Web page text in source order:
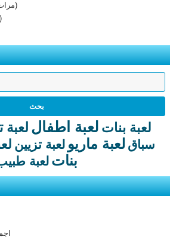
(5 مرات اللعب)
(4 مرات اللعب)
لعبة بنات لعبة اطفال لعبة
سباق لعبة ماريو لعبة تزيين
بنات لعبة